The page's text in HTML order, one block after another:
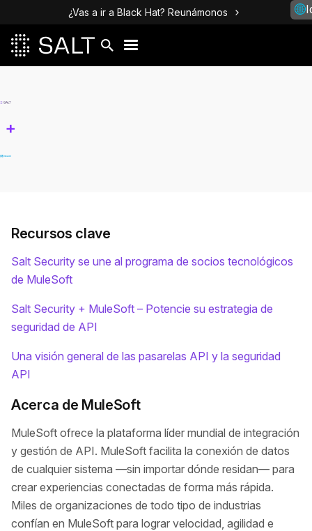
¿Vas a ir a Black Hat? Reunámonos
+
Recursos clave
Salt Security se une al programa de socios tecnológicos
de MuleSoft
Salt Security + MuleSoft – Potencie su estrategia de
seguridad de API
Una visión general de las pasarelas API y la seguridad
API
Acerca de MuleSoft
MuleSoft ofrece la plataforma líder mundial de integración
y gestión de API. MuleSoft facilita la conexión de datos
de cualquier sistema —sin importar dónde residan— para
crear experiencias conectadas de forma más rápida.
Miles de organizaciones de todo tipo de industrias
confían en MuleSoft para lograr velocidad, agilidad e